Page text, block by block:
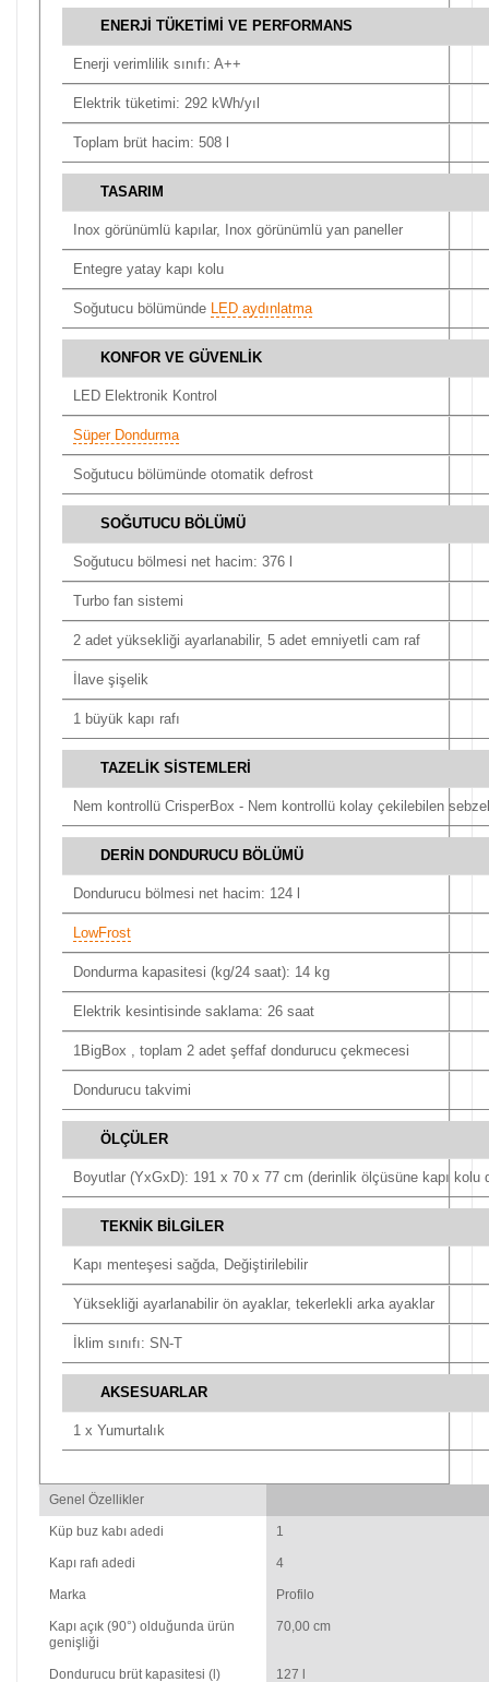
ENERJİ TÜKETİMİ VE PERFORMANS
Enerji verimlilik sınıfı: A++
Elektrik tüketimi: 292 kWh/yıl
Toplam brüt hacim: 508 l
TASARIM
Inox görünümlü kapılar, Inox görünümlü yan paneller
Entegre yatay kapı kolu
Soğutucu bölümünde LED aydınlatma
KONFOR VE GÜVENLİK
LED Elektronik Kontrol
Süper Dondurma
Soğutucu bölümünde otomatik defrost
SOĞUTUCU BÖLÜMÜ
Soğutucu bölmesi net hacim: 376 l
Turbo fan sistemi
2 adet yüksekliği ayarlanabilir, 5 adet emniyetli cam raf
İlave şişelik
1 büyük kapı rafı
TAZELİK SİSTEMLERİ
Nem kontrollü CrisperBox - Nem kontrollü kolay çekilebilen
DERİN DONDURUCU BÖLÜMÜ
Dondurucu bölmesi net hacim: 124 l
LowFrost
Dondurma kapasitesi (kg/24 saat): 14 kg
Elektrik kesintisinde saklama: 26 saat
1BigBox , toplam 2 adet şeffaf dondurucu çekmecesi
Dondurucu takvimi
ÖLÇÜLER
Boyutlar (YxGxD): 191 x 70 x 77 cm (derinlik ölçüsüne kapı kolu
TEKNİK BİLGİLER
Kapı menteşesi sağda, Değiştirilebilir
Yüksekliği ayarlanabilir ön ayaklar, tekerlekli arka ayaklar
İklim sınıfı: SN-T
AKSESUARLAR
1 x Yumurtalık
Genel Özellikler
Küp buz kabı adedi 1
Kapı rafı adedi 4
Marka Profilo
Kapı açık (90°) olduğunda ürün
genişliği
70,00 cm
Dondurucu brüt kapasitesi (l) 127 l